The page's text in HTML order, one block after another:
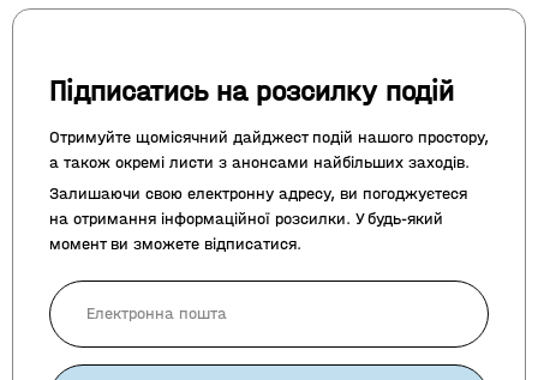
Підписатись на розсилку подій
Отримуйте щомісячний дайджест подій нашого простору,
а також окремі листи з анонсами найбільших заходів.
Залишаючи свою електронну адресу, ви погоджуєтеся
на отримання інформаційної розсилки. У будь-який
момент ви зможете відписатися.